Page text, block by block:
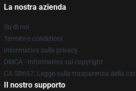
La nostra azienda
Su di noi
Termini e condizioni
Informativa sulla privacy
DMCA - Informativa sul copyright
CA SB657: Legge sulla trasparenza della
Il nostro supporto